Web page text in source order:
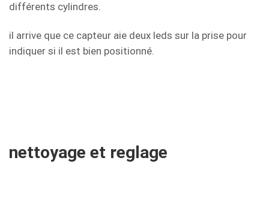
différents cylindres.
il arrive que ce capteur aie deux leds sur la prise pour
indiquer si il est bien positionné.
nettoyage et reglage